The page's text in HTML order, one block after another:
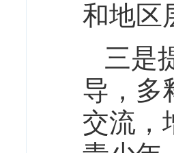
和地区
三是
导，多
交流，